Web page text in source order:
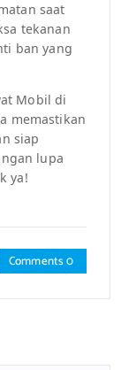
saat
tekanan
ban yang
Mobil di
memastikan
siap
lupa
ya!
Comments 0